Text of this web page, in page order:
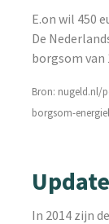
E.on wil 450
De
borgsom van
Bron: nugeld.nl/
borgsom-
In 2014 zijn